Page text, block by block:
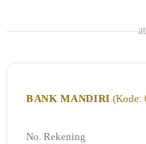
BANK MANDIRI(Kode:
No. Rekening